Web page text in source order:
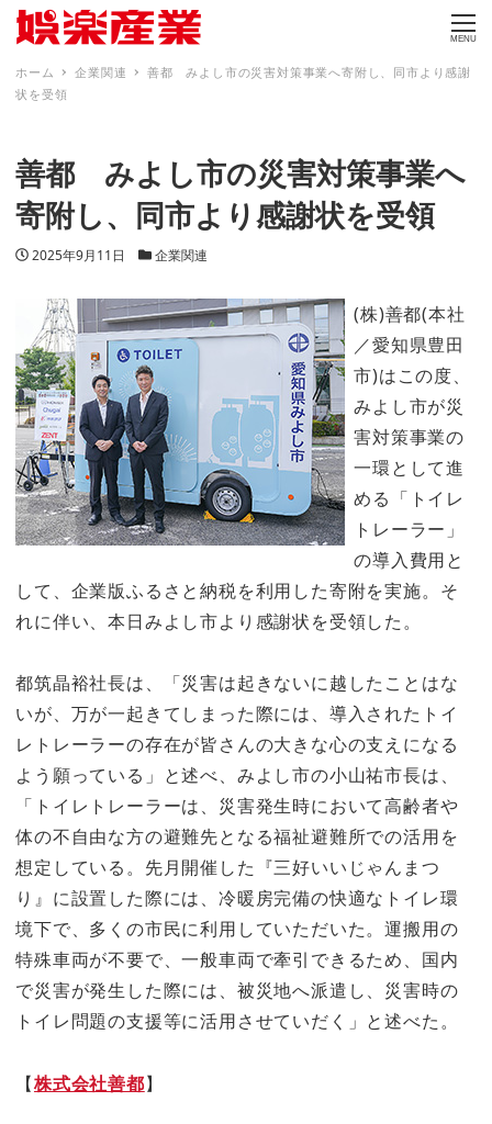
MENU
ホーム 企業関連
善都 みよし市の災害対策事業へ寄附し、同市より感謝
状を受領
善都 みよし市の災害対策事業へ
寄附し、同市より感謝状を受領
投稿日
2025年9月11日 カテゴリー
企業関連
(株)善都(本社
／愛知県豊田
市)はこの度、
みよし市が災
害対策事業の
一環として進
める「トイレ
トレーラー」
の導入費用と
して、企業版ふるさと納税を利用した寄附を実施。そ
れに伴い、本日みよし市より感謝状を受領した。
都筑晶裕社長は、「災害は起きないに越したことはな
いが、万が一起きてしまった際には、導入されたトイ
レトレーラーの存在が皆さんの大きな心の支えになる
よう願っている」と述べ、みよし市の小山祐市長は、
「トイレトレーラーは、災害発生時において高齢者や
体の不自由な方の避難先となる福祉避難所での活用を
想定している。先月開催した『三好いいじゃんまつ
り』に設置した際には、冷暖房完備の快適なトイレ環
境下で、多くの市民に利用していただいた。運搬用の
特殊車両が不要で、一般車両で牽引できるため、国内
で災害が発生した際には、被災地へ派遣し、災害時の
トイレ問題の支援等に活用させていだく」と述べた。
【株式会社善都】